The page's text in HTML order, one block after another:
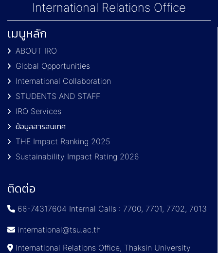
International Relations Office
เมนูหลัก
ABOUT IRO
Global Opportunities
International Collaboration
STUDENTS AND STAFF
IRO Services
ข้อมูลสารสนเทศ
THE Impact Ranking 2025
Sustainability Impact Rating 2026
ติดต่อ
66-74317604 Internal Calls : 7700, 7701, 7702, 7013
international@tsu.ac.th
International Relations Office, Thaksin University